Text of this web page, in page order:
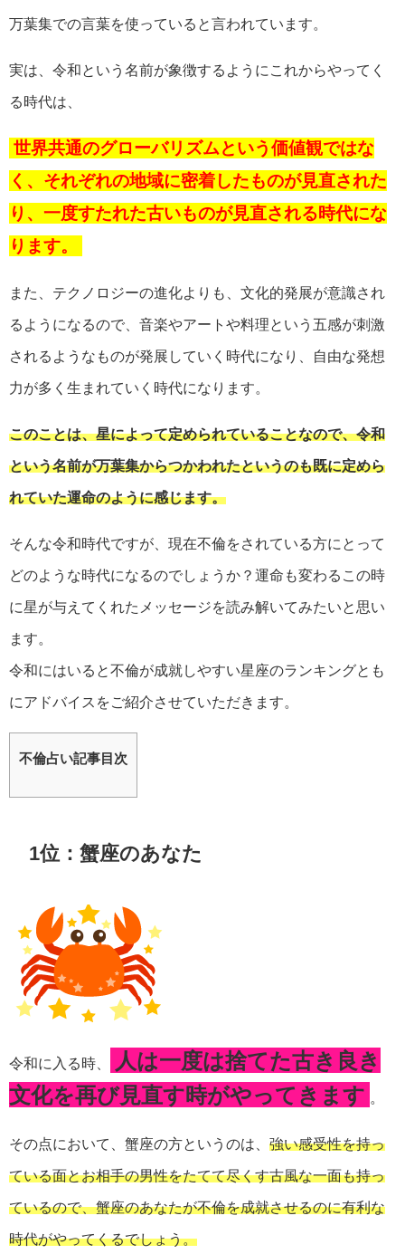
万葉集での言葉を使っていると言われています。
実は、令和という名前が象徴するようにこれからやってく
る時代は、
世界共通のグローバリズムという価値観ではな
く、それぞれの地域に密着したものが見直された
り、一度すたれた古いものが見直される時代にな
ります。
また、テクノロジーの進化よりも、文化的発展が意識され
るようになるので、音楽やアートや料理という五感が刺激
されるようなものが発展していく時代になり、自由な発想
力が多く生まれていく時代になります。
このことは、星によって定められていることなので、令和
という名前が万葉集からつかわれたというのも既に定めら
れていた運命のように感じます。
そんな令和時代ですが、現在不倫をされている方にとって
どのような時代になるのでしょうか？運命も変わるこの時
に星が与えてくれたメッセージを読み解いてみたいと思い
ます。
令和にはいると不倫が成就しやすい星座のランキングとも
にアドバイスをご紹介させていただきます。
不倫占い記事目次
1位：蟹座のあなた
令和に入る時、
人は一度は捨てた古き良き
文化を再び見直す時がやってきます 。
その点において、蟹座の方というのは、 強い感受性を持っ
ている面とお相手の男性をたてて尽くす古風な一面も持っ
ているので、蟹座のあなたが不倫を成就させるのに有利な
時代がやってくるでしょう。